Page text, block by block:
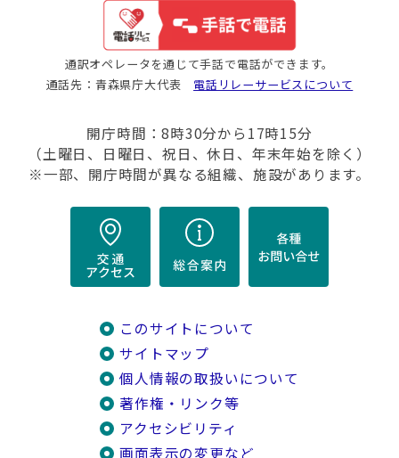
通訳オペレータを通じて手話で電話ができます。
通話先：青森県庁大代表 電話リレーサービスについて
開庁時間：8時30分から17時15分
（土曜日、日曜日、祝日、休日、年末年始を除く）
※一部、開庁時間が異なる組織、施設があります。
このサイトについて
サイトマップ
個人情報の取扱いについて
著作権・リンク等
アクセシビリティ
画面表示の変更など